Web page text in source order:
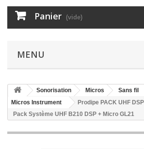
Panier (vide)
MENU
Sonorisation Micros
Sans fil
Micros Instrument
Prodipe PACK UHF
Pack Système UHF B210 DSP + Micro GL21